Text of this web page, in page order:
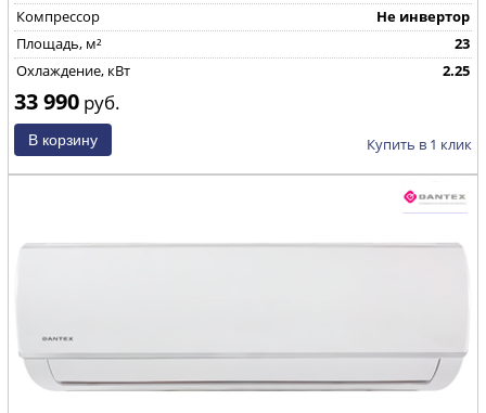
Компрессор
Не инвертор
Площадь, м²
23
Охлаждение, кВт
2.25
33 990 руб.
Купить в 1 клик